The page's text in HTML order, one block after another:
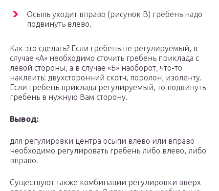
Осыпь уходит вправо (рисунок В) гребень надо
подвинуть влево.
Как это сделать? Если гребень не регулируемый, в
случае «А» необходимо сточить гребень приклада с
левой стороны, а в случае «Б» наоборот, что-то
наклеить: двухсторонний скотч, поролон, изоленту.
Если гребень приклада регулируемый, то подвинуть
гребень в нужную Вам сторону.
Вывод:
для регулировки центра осыпи влево или вправо
необходимо регулировать гребень либо влево, либо
вправо.
Существуют также комбинации регулировки вверх